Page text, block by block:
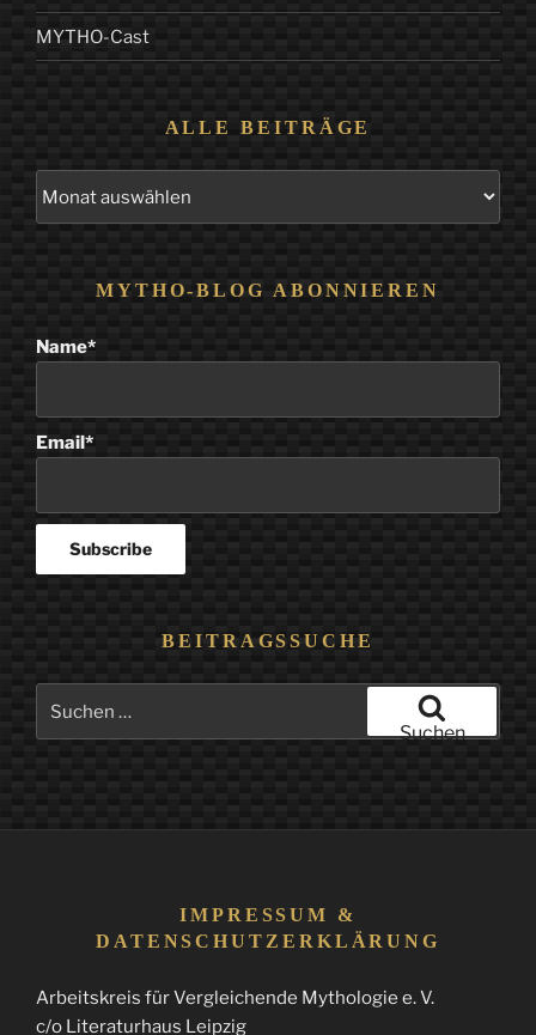
MYTHO-Cast
ALLE BEITRÄGE
MYTHO-BLOG ABONNIEREN
Name*
Email*
BEITRAGSSUCHE
Suchen
IMPRESSUM &
DATENSCHUTZERKLÄRUNG
Arbeitskreis für Vergleichende Mythologie e. V.
c/o Literaturhaus Leipzig